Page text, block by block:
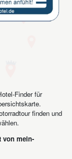
Finder für
finden und
von mein-